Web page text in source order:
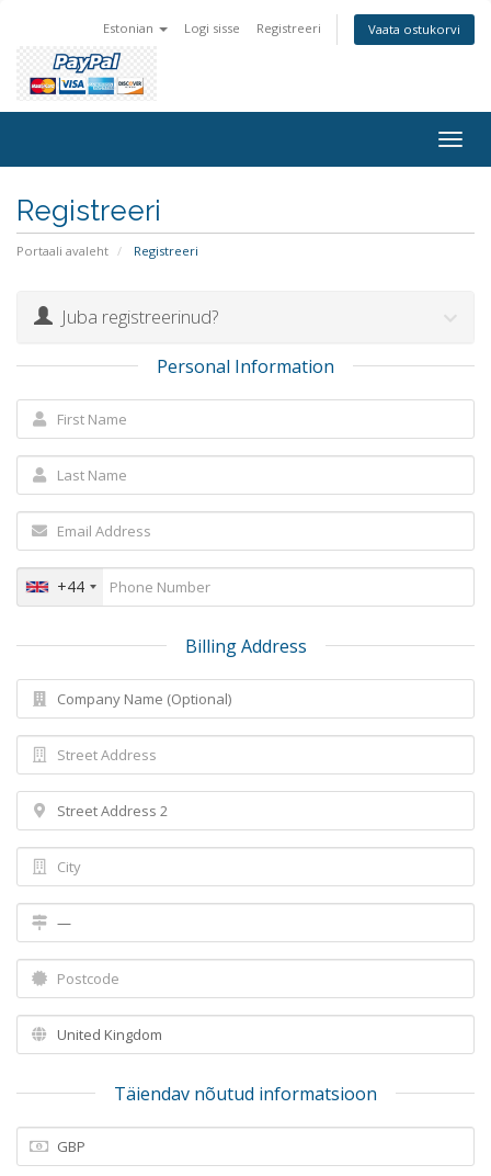
Estonian Logi sisse Registreeri Vaata ostukorvi
Registreeri
Portaali avaleht Registreeri
Juba registreerinud?
Personal Information
+44
Billing Address
Täiendav nõutud informatsioon